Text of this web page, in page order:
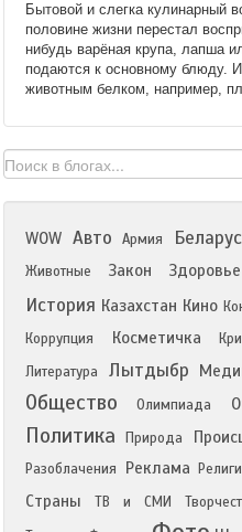
Бытовой и слегка кулинарный
половине жизни перестал
нибудь варёная крупа, лапша
подаются к основному блюду.
животным белком, например,
WOW Авто Армия
Животные
Закон Здоровье
История Казахстан Кино
Коррупция Косметичка
Литература Лытдыбр
Общество Олимпиада
Политика Природа
Разоблачения
Реклама
Страны
ТВ и СМИ